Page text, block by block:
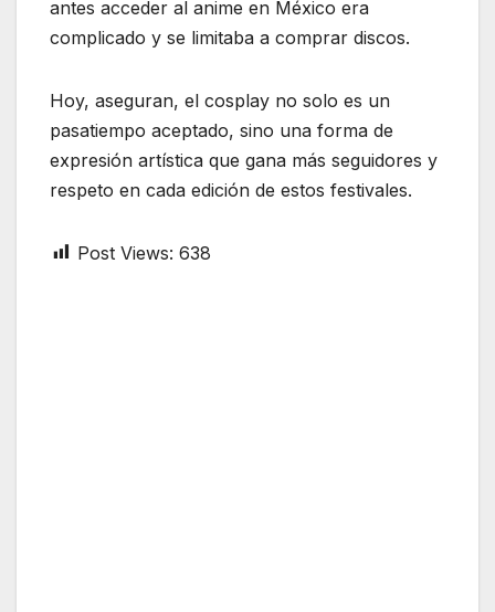
antes acceder al anime en México era
complicado y se limitaba a comprar discos.
Hoy, aseguran, el cosplay no solo es un
pasatiempo aceptado, sino una forma de
expresión artística que gana más seguidores y
respeto en cada edición de estos festivales.
Post Views: 638